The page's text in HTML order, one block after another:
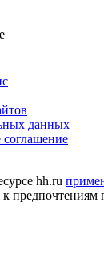
данных
соглашение
hh.ru
предпочтениям